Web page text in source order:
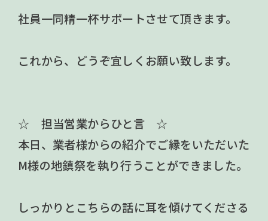
社員一同精一杯サポートさせて頂きます。
これから、どうぞ宜しくお願い致します。
☆ 担当営業からひと言 ☆
本日、業者様からの紹介でご縁をいただいた
M様の地鎮祭を執り行うことができました。
しっかりとこちらの話に耳を傾けてくださる